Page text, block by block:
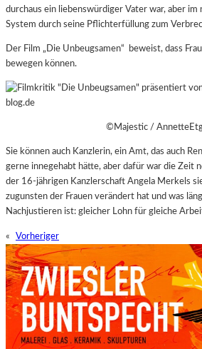
durchaus ein liebenswürdiger Vater war, aber im
System durch seine Pflichterfüllung zum
Der Film „Die Unbeugsamen“ beweist, dass
bewegen können.
©Majestic /
Sie können auch Kanzlerin, ein Amt, das auch
gerne innegehabt hätte, aber dafür war die Zeit
der 16-jährigen Kanzlerschaft Angela Merkels
zugunsten der Frauen verändert hat und was
Nachjustieren ist: gleicher Lohn für gleiche
« Vorheriger